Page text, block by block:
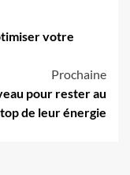
votre
Prochaine
pour rester au
top de leur énergie